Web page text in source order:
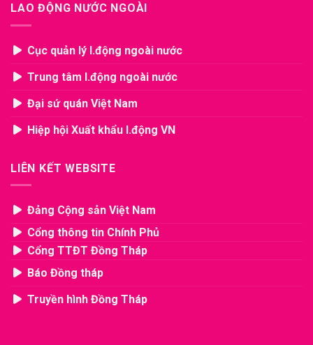
LAO ĐỘNG NƯỚC NGOÀI
Cục quản lý l.động ngoài nước
Trung tâm l.động ngoài nước
Đại sứ quán Việt Nam
Hiệp hội Xuất khẩu l.động VN
LIÊN KẾT WEBSITE
Đảng Cộng sản Việt Nam
Cổng thông tin Chính Phủ
Cổng TTĐT Đồng Tháp
Báo Đồng tháp
Truyền hình Đồng Tháp